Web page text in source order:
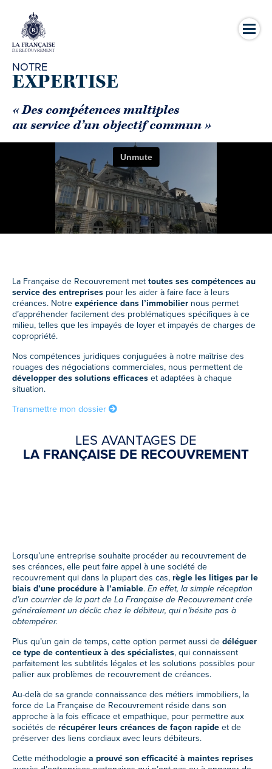
NOTRE
EXPERTISE
« Des compétences multiples
au service d’un objectif commun »
La Française de Recouvrement met toutes ses compétences au
service des entreprises pour les aider à faire face à leurs
créances. Notre expérience dans l’immobilier nous permet
d’appréhender facilement des problématiques spécifiques à ce
milieu, telles que les impayés de loyer et impayés de charges de
copropriété.
Nos compétences juridiques conjuguées à notre maîtrise des
rouages des négociations commerciales, nous permettent de
développer des solutions efficaces et adaptées à chaque
situation.
Transmettre mon dossier
LES AVANTAGES DE
LA FRANÇAISE DE RECOUVREMENT
Lorsqu’une entreprise souhaite procéder au recouvrement de
ses créances, elle peut faire appel à une société de
recouvrement qui dans la plupart des cas, règle les litiges par le
biais d’une procédure à l’amiable. En effet, la simple réception
d’un courrier de la part de La Française de Recouvrement crée
généralement un déclic chez le débiteur, qui n’hésite pas à
obtempérer.
Plus qu’un gain de temps, cette option permet aussi de déléguer
ce type de contentieux à des spécialistes, qui connaissent
parfaitement les subtilités légales et les solutions possibles pour
pallier aux problèmes de recouvrement de créances.
Au-delà de sa grande connaissance des métiers immobiliers, la
force de La Française de Recouvrement réside dans son
approche à la fois efficace et empathique, pour permettre aux
sociétés de récupérer leurs créances de façon rapide et de
préserver des liens cordiaux avec leurs débiteurs.
Cette méthodologie a prouvé son efficacité à maintes reprises